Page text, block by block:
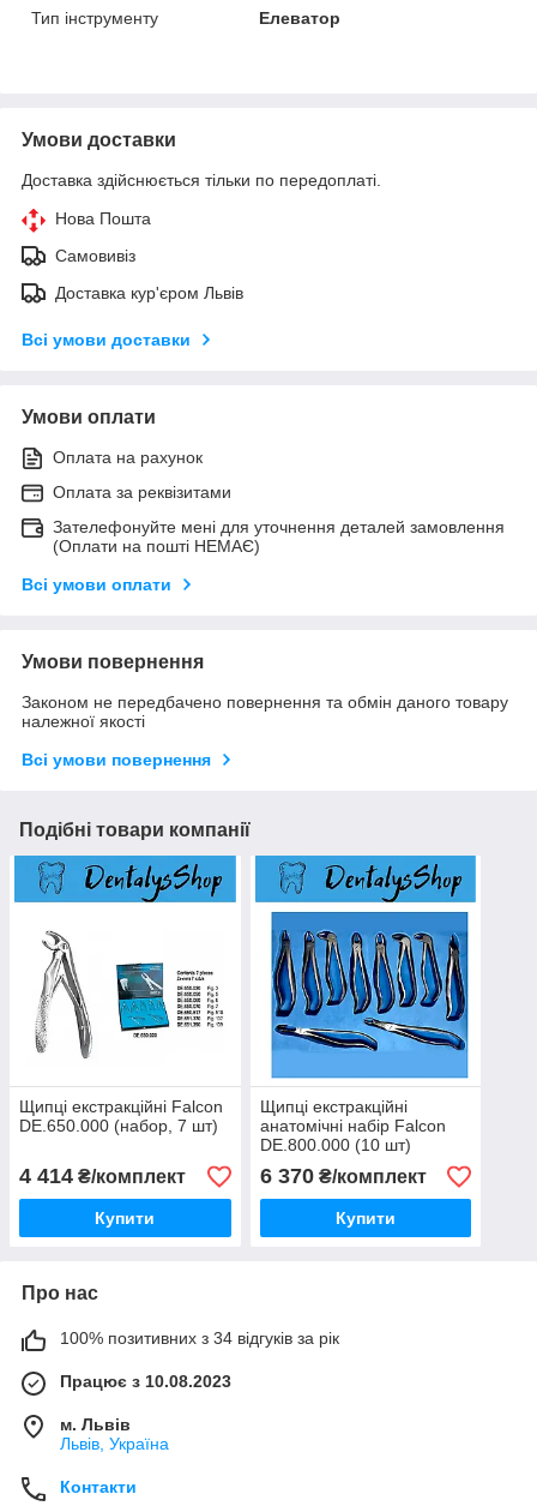
Тип інструменту
Елеватор
Умови доставки
Доставка здійснюється тільки по передоплаті.
Нова Пошта
Самовивіз
Доставка кур'єром Львів
Всі умови доставки
Умови оплати
Оплата на рахунок
Оплата за реквізитами
Зателефонуйте мені для уточнення деталей замовлення
(Оплати на пошті НЕМАЄ)
Всі умови оплати
Умови повернення
Законом не передбачено повернення та обмін даного товару
належної якості
Всі умови повернення
Подібні товари компанії
Щипці екстракційні Falcon
DE.650.000 (набор, 7 шт)
4 414 ₴/комплект
Купити
Щипці екстракційні
анатомічні набір Falcon
DE.800.000 (10 шт)
6 370₴/комплект
Купити
Про нас
100% позитивних з 34 відгуків за рік
Працює з 10.08.2023
м. Львів
Львів, Україна
Контакти